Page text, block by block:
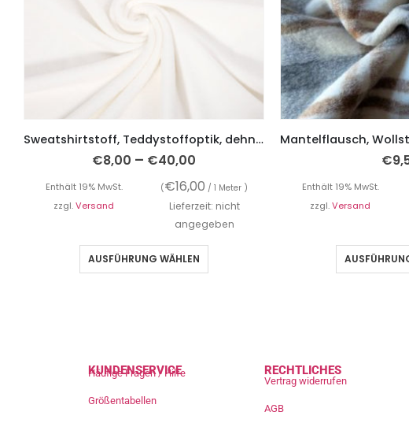
Sweatshirtstoff, Teddystoffoptik, dehnbar, weich und kuschelig – Ecru
€8,00 – €40,00
Enthält 19% MwSt. (€16,00 / 1 Meter )
zzgl.Versand
Lieferzeit: nicht
angegeben
AUSFÜHRUNG WÄHLEN
€
Enthält 19% MwSt.
zzgl.Versand
KUNDENSERVICE
Häufige Fragen / Hilfe
Größentabellen
RECHTLICHES
Vertrag widerrufen
AGB